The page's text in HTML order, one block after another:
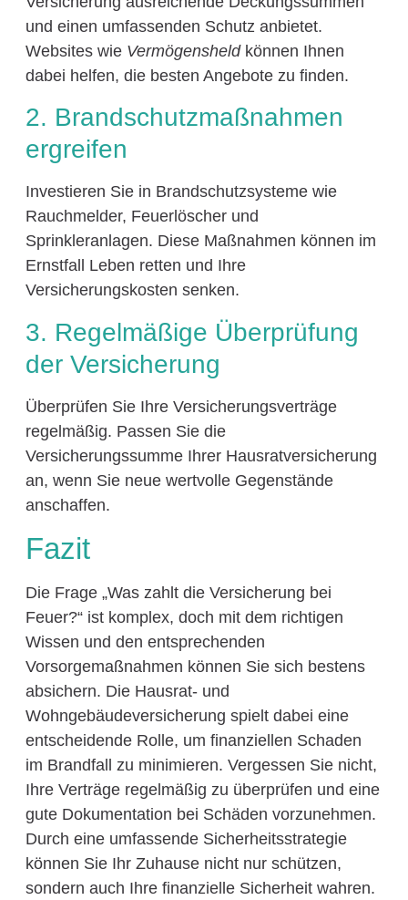
und einen umfassenden Schutz anbietet.
Websites wie Vermögensheldkönnen Ihnen
dabei helfen, die besten Angebote zu finden.
2. Brandschutzmaßnahmen
ergreifen
Investieren Sie in Brandschutzsysteme wie
Rauchmelder, Feuerlöscher und
Sprinkleranlagen. Diese Maßnahmen können im
Ernstfall Leben retten und Ihre
Versicherungskosten senken.
3. Regelmäßige Überprüfung
der Versicherung
Überprüfen Sie Ihre Versicherungsverträge
regelmäßig. Passen Sie die
Versicherungssumme Ihrer Hausratversicherung
an, wenn Sie neue wertvolle Gegenstände
anschaffen.
Fazit
Die Frage „Was zahlt die Versicherung bei
Feuer?“ ist komplex, doch mit dem richtigen
Wissen und den entsprechenden
Vorsorgemaßnahmen können Sie sich bestens
absichern. Die Hausrat- und
Wohngebäudeversicherung spielt dabei eine
entscheidende Rolle, um finanziellen Schaden
im Brandfall zu minimieren. Vergessen Sie nicht,
Ihre Verträge regelmäßig zu überprüfen und eine
gute Dokumentation bei Schäden vorzunehmen.
Durch eine umfassende Sicherheitsstrategie
können Sie Ihr Zuhause nicht nur schützen,
sondern auch Ihre finanzielle Sicherheit wahren.